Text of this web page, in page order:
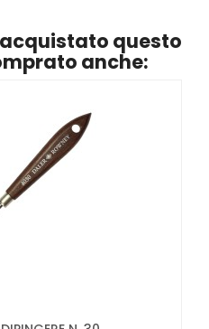
questo
anche: